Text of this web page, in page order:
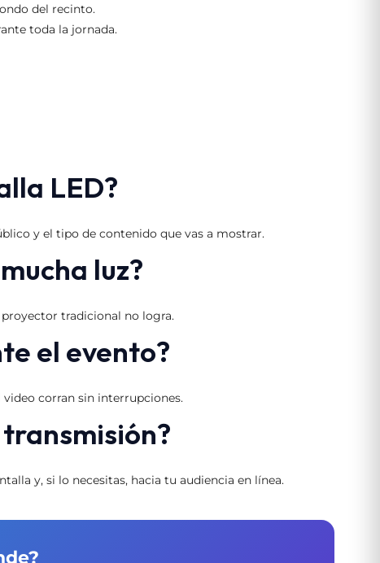
del recinto.
toda la jornada.
LED?
y el tipo de contenido que vas a mostrar.
luz?
tradicional no logra.
el evento?
corran sin interrupciones.
y, si lo necesitas, hacia tu audiencia en línea.